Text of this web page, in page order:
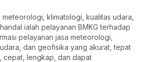
klimatologi, kualitas udara,
ialah pelayanan BMKG terhadap
pelayanan jasa meteorologi,
dan geofisika yang akurat, tepat
cepat, lengkap, dan dapat